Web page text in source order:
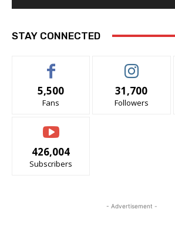
STAY CONNECTED
5,500
Fans
31,700
Followers
426,004
Subscribers
- Advertisement -